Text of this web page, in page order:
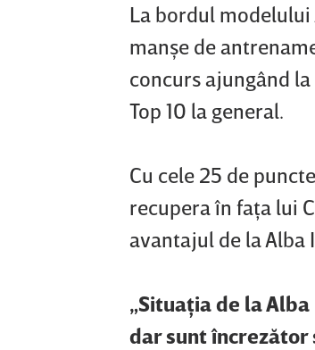
La bordul modelului
manşe de
concurs ajungând
Top 10 la general.
Cu cele 25 de
recupera în faţa lui
avantajul de la Alba
„Situaţia de la
dar sunt încrezător